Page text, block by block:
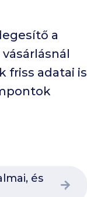
a
friss adatai is
és